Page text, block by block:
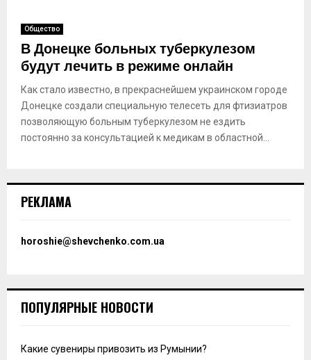
Общество
В Донецке больных туберкулезом
будут лечить в режиме онлайн
Как стало известно, в прекраснейшем украинском городе
Донецке создали специальную телесеть для фтизиатров
позволяющую больным туберкулезом не ездить
постоянно за консультацией к медикам в областной...
РЕКЛАМА
horoshie@shevchenko.com.ua
ПОПУЛЯРНЫЕ НОВОСТИ
Какие сувениры привозить из Румынии?